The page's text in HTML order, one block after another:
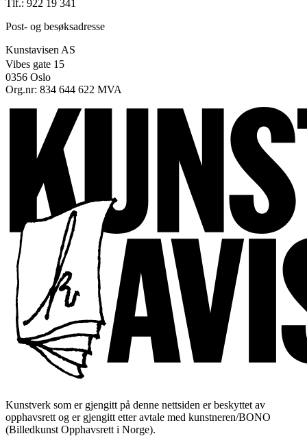
Tlf.: 922 19 341
Post- og besøksadresse
Kunstavisen AS
Vibes gate 15
0356 Oslo
Org.nr: 834 644 622 MVA
Kunstverk som er gjengitt på denne nettsiden er beskyttet av
opphavsrett og er gjengitt etter avtale med kunstneren/BONO
(Billedkunst Opphavsrett i Norge).